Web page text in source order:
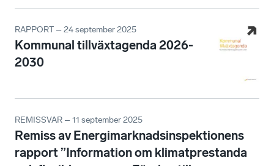
RAPPORT – 24 september 2025
Kommunal tillväxtagenda 2026-
2030
REMISSVAR – 11 september 2025
Remiss av Energimarknadsinspektionens
rapport ”Information om klimatprestanda